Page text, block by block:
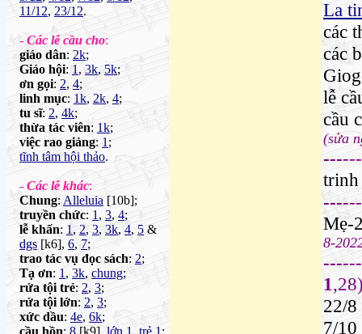
11/12, 23/12.
- Các lễ cầu cho:
giáo dân: 2k;
Giáo hội: 1 , 3k, 5k;
ơn gọi: 2, 4;
linh mục: 1k, 2k, 4;
tu sĩ: 2, 4k;
thừa tác viên: 1k;
việc rao giảng: 1 ;
tĩnh tâm hội thảo.
- Các lễ khác:
Chung: Alleluia [10b];
truyền chức: 1 , 3, 4;
lễ khấn: 1 , 2, 3, 3k, 4, 5 &
dgs [k6], 6, 7;
trao tác vụ đọc sách: 2;
Tạ ơn: 1 , 3k, chung;
rửa tội trẻ: 2, 3;
rửa tội lớn: 2, 3;
xức dầu: 4e, 6k;
cầu hồn: 8 [k9], lớn 1 , trẻ 1 ;
La
các
các
lễ
cầu
(sửa
------
------
Mẹ-
8-
------
1
22/8
7/10